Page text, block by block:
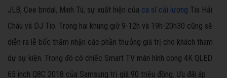
JLB, Cee bridal, Minh Tú, sự xuất hiện của ca sĩ cải lương Tia Hải
Châu và DJ Tio. Trong hai khung giờ 9-12h và 19h-20h30 cũng sẽ
diễn ra lễ bốc thăm nhận các phần thưởng giá trị cho khách tham
dự sự kiện. Trong đó có chiếc Smart TV màn hình cong 4K QLED
65 inch Q8C 2018 của Samsung trị giá 90 triệu đồng. Ưu đãi áp